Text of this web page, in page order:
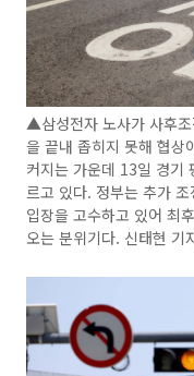
▲삼성전자 노사가 사후
을 끝내 좁히지 못해 협상
커지는 가운데 13일 경기
르고 있다. 정부는 추가
입장을 고수하고 있어 최
오는 분위기다. 신태현